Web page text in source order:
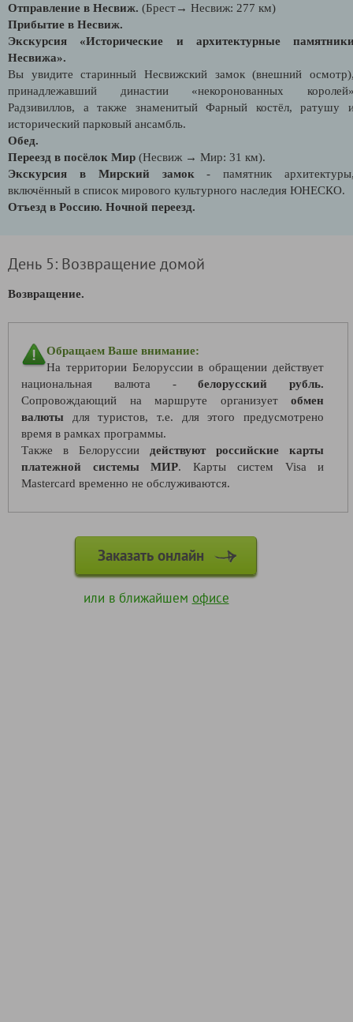
Отправление в Несвиж. (Брест→ Несвиж: 277 км)
Прибытие в Несвиж.
Экскурсия «Исторические и архитектурные
Несвижа».
Вы увидите старинный Несвижский замок (внешний
принадлежавший династии «некоронованных
Радзивиллов, а также знаменитый Фарный костёл, ратушу
исторический парковый ансамбль.
Обед.
Переезд в посёлок Мир (Несвиж → Мир: 31 км).
Экскурсия в Мирский замок - памятник
включённый в список мирового культурного наследия ЮНЕСКО.
Отъезд в Россию. Ночной переезд.
День 5: Возвращение домой
Возвращение.
Обращаем Ваше внимание:
На территории Белоруссии в обращении действует
национальная валюта -белорусский рубль.
Сопровождающий на маршруте организует обмен
валюты для туристов, т.е. для этого предусмотрено
время в рамках программы.
Также в Белоруссии действуют российские карты
платежной системы МИР. Карты систем Visa и
Mastercard временно не обслуживаются.
Заказать онлайн
или в ближайшем офисе